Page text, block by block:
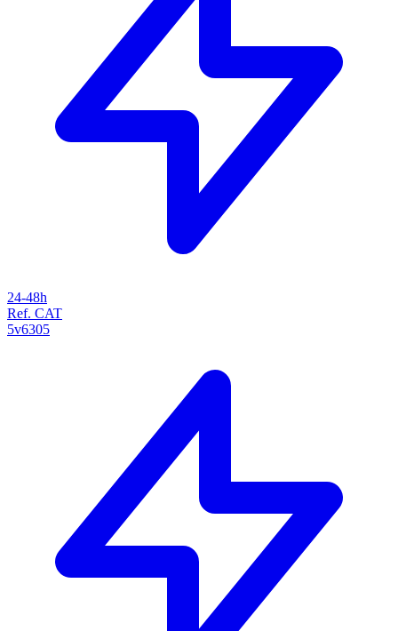
24-48h
Ref. CAT
5v6305